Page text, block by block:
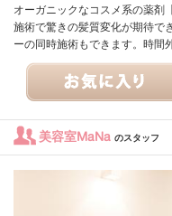
オーガニックなコスメ系の薬剤
施術で驚きの髪質変化が期待で
ーの同時施術もできます。時間
美容室MaNa のスタッフ